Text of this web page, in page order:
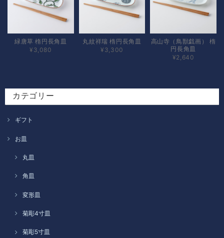
緑唐草 楕円長角皿
¥3,080
丸紋祥瑞 楕円長角皿
¥3,300
高山寺（鳥獣戯画） 楕
円長角皿
¥2,640
カテゴリー
ギフト
お皿
丸皿
角皿
変形皿
菊彫4寸皿
菊彫5寸皿